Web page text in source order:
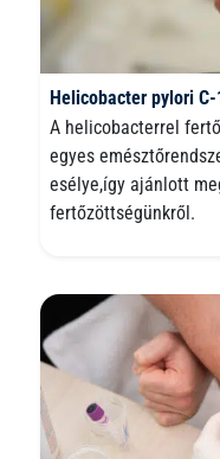
Helicobacter pylori
A helicobacterrel
egyes
esélye,így ajánlott
fertőzöttségünkről.